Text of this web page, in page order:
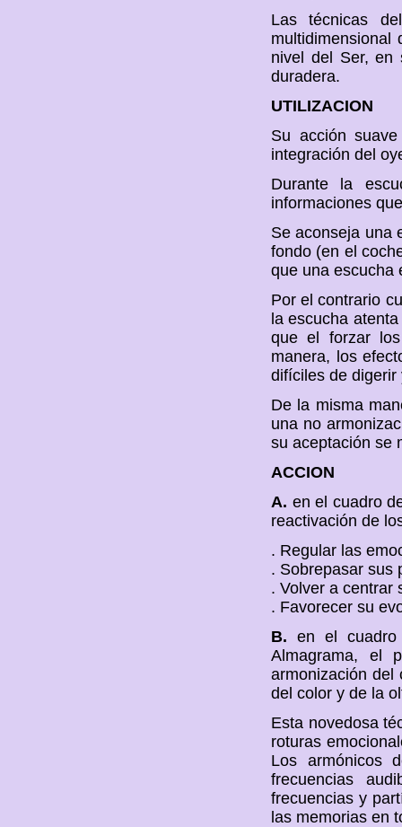
Las técnicas
multidimensional
nivel del Ser, en
duradera.
UTILIZACION
Su acción
integración del
Durante la
informaciones
Se aconseja una
fondo (en el
que una escucha
Por el contrario
la escucha
que el forzar
manera, los
difíciles de digerir
De la misma
una no
su aceptación se
ACCION
A. en el cuadro
reactivación de
. Regular las
. Sobrepasar sus
. Volver a centrar
. Favorecer su
B. en el cuadro
Almagrama, el
armonización del
del color y de la
Esta novedosa
roturas
Los armónicos
frecuencias
frecuencias y
las memorias en